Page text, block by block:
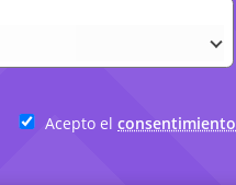
Acepto elconsentimiento